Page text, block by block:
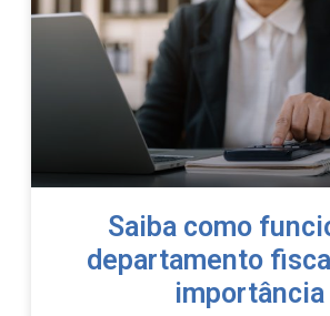
Saiba como
departamento
importância